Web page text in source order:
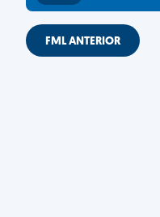
FML ANTERIOR